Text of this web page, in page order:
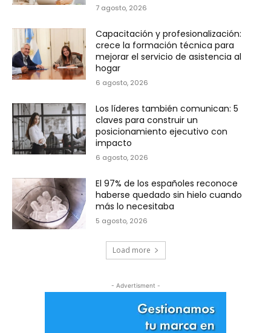
7 agosto, 2026
Capacitación y profesionalización:
crece la formación técnica para
mejorar el servicio de asistencia al
hogar
6 agosto, 2026
Los líderes también comunican: 5
claves para construir un
posicionamiento ejecutivo con
impacto
6 agosto, 2026
El 97% de los españoles reconoce
haberse quedado sin hielo cuando
más lo necesitaba
5 agosto, 2026
Load more
- Advertisment -